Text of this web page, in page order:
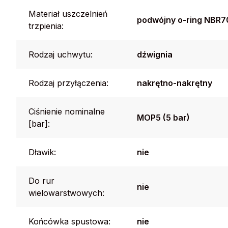
Materiał uszczelnień
trzpienia:
podwójny o-ring
Rodzaj uchwytu: dźwignia
Rodzaj przyłączenia: nakrętno-nakrętny
Ciśnienie nominalne
[bar]:
MOP5 (5 bar)
Dławik: nie
Do rur
wielowarstwowych:
nie
Końcówka spustowa: nie